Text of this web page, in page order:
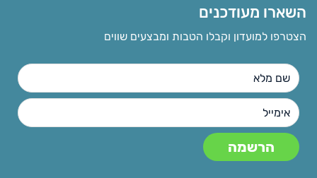
השארו מעודכנים
הצטרפו למועדון וקבלו הטבות ומבצעים שווים